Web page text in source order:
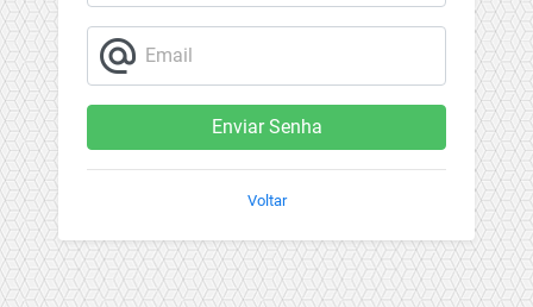
alternate_email Email
Enviar Senha
Voltar